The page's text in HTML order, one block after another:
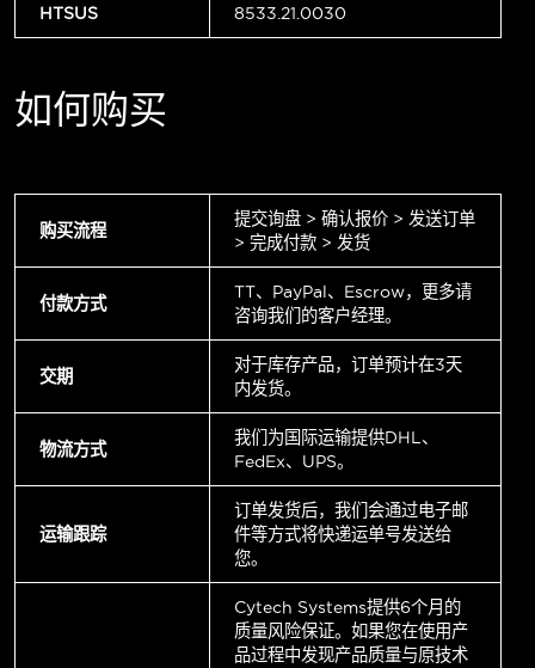
HTSUS 8533.21.0030
如何购买
购买流程
提交询盘 > 确认报价 > 发送订单
> 完成付款 > 发货
付款方式
TT、PayPal、Escrow，更多请
咨询我们的客户经理。
交期
对于库存产品，订单预计在3天
内发货。
物流方式
我们为国际运输提供DHL、
FedEx、UPS。
运输跟踪
订单发货后，我们会通过电子邮
件等方式将快递运单号发送给
您。
Cytech Systems提供6个月的
质量风险保证。如果您在使用产
品过程中发现产品质量与原技术